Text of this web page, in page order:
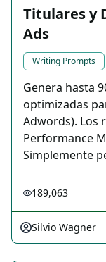
Titulares y
Ads
Writing Prompts
Genera hasta
optimizadas
Adwords). Los
Performance
Simplemente
189,063
Silvio Wagner